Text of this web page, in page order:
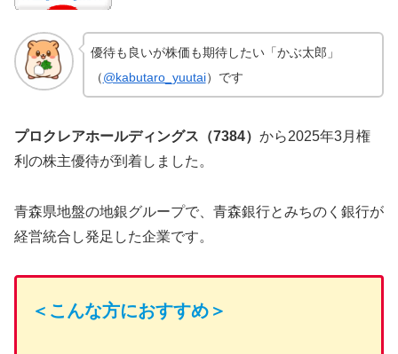
優待も良いが株価も期待したい「かぶ太郎」
（@kabutaro_yuutai）です
プロクレアホールディングス（7384） から2025年3月権
利の株主優待が到着しました。
青森県地盤の地銀グループで、青森銀行とみちのく銀行が
経営統合し発足した企業です。
＜こんな方におすすめ＞